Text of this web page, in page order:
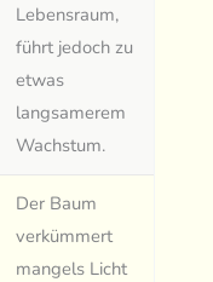
Lebensraum,
führt jedoch zu
etwas
langsamerem
Wachstum.
Der Baum
verkümmert
mangels Licht